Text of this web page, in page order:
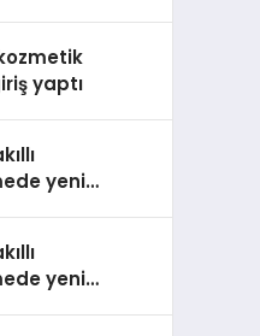
yaptı
yeni
yeni